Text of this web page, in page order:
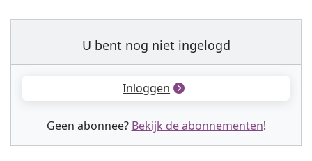
U bent nog niet ingelogd
Inloggen
Geen abonnee? Bekijk de abonnementen!